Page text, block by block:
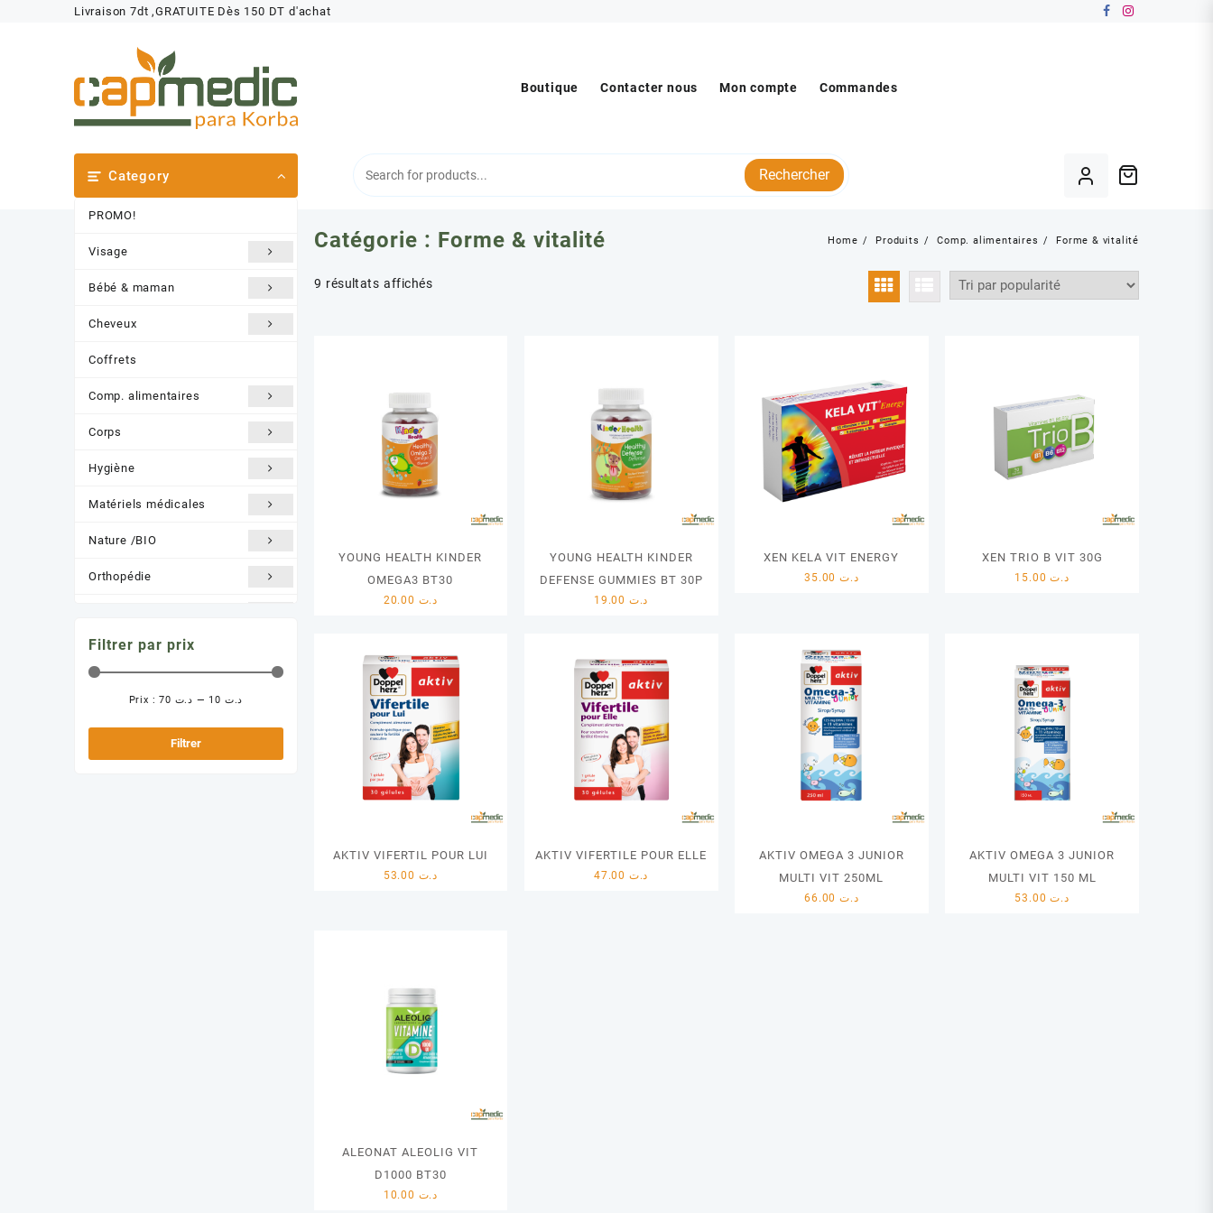
Livraison 7dt ,GRATUITE Dès 150 DT d'achat
Boutique Contacter nous Mon compte Commandes
Category
PROMO!
Visage
Bébé & maman
Cheveux
Coffrets
Comp. alimentaires
Corps
Hygiène
Matériels médicales
Nature /BIO
Orthopédie
Solaire
Rechercher
Catégorie : Forme & vitalité Home Produits Comp. alimentaires Forme & vitalité
9 résultats affichésTrié
YOUNG HEALTH KINDER
OMEGA3 BT30
د.ت
YOUNG HEALTH KINDER
DEFENSE GUMMIES BT 30P
د.ت
XEN KELA VIT ENERGY
د.ت35.00
XEN TRIO B VIT 30G
د.ت15.00
AKTIV VIFERTIL POUR LUI
د.ت
AKTIV VIFERTILE POUR ELLE
د.ت
AKTIV OMEGA 3 JUNIOR
MULTI VIT 250ML
د.ت66.00
AKTIV OMEGA 3 JUNIOR
MULTI VIT 150 ML
د.ت53.00
ALEONAT ALEOLIG VIT
D1000 BT30
د.ت
Filtrer par prix
Filtrer
Prix : د.ت 10 — د.ت 70